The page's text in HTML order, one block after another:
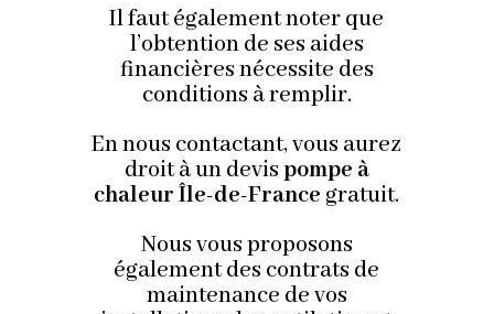
Il faut également noter que
l’obtention de ses aides
financières nécessite des
conditions à remplir.
En nous contactant, vous aurez
droit à un devis pompe à
chaleur Île-de-France gratuit.
Nous vous proposons
également des contrats de
maintenance de vos